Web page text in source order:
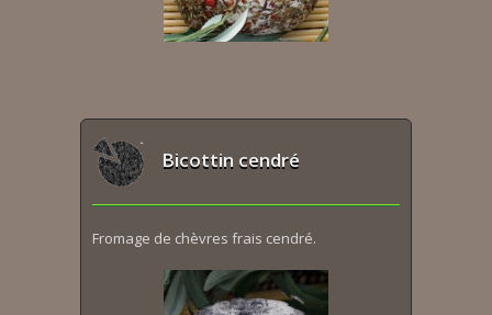
Bicottin cendré
Fromage de chèvres frais cendré.